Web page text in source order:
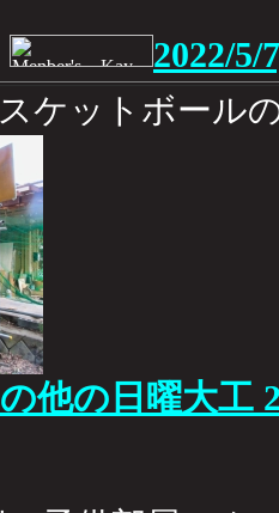
2022/5/
ケットボール
他の日曜大工